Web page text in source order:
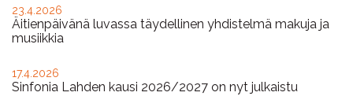
23.4.2026
Äitienpäivänä luvassa täydellinen yhdistelmä makuja ja
musiikkia
17.4.2026
Sinfonia Lahden kausi 2026/2027 on nyt julkaistu